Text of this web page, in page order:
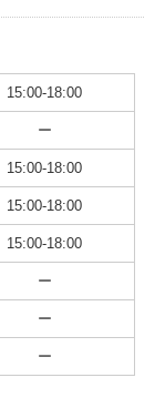
15:00-18:00
ー
15:00-18:00
15:00-18:00
15:00-18:00
ー
ー
ー